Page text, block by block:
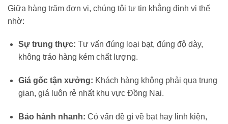
Giữa hàng trăm đơn vị, chúng tôi tự tin khẳng định vị thế
nhờ:
Sự trung thực: Tư vấn đúng loại bạt, đúng độ dày,
không tráo hàng kém chất lượng.
Giá gốc tận xưởng: Khách hàng không phải qua trung
gian, giá luôn rẻ nhất khu vực Đồng Nai.
Bảo hành nhanh: Có vấn đề gì về bạt hay linh kiện,